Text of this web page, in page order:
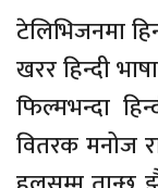
टेलिभिजनमा
खरर हिन्दी
फिल्मभन्दा
वितरक मनोज